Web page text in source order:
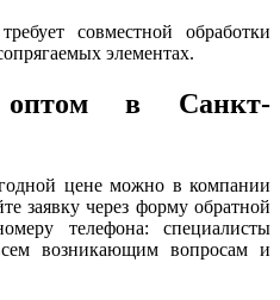
совместной обработки
элементах.
в Санкт-
цене можно в компании
заявку через форму обратной
телефона: специалисты
возникающим вопросам и